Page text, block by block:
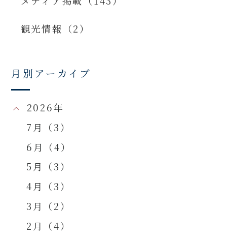
観光情報（2）
月別アーカイブ
2026年
7月（3）
6月（4）
5月（3）
4月（3）
3月（2）
2月（4）